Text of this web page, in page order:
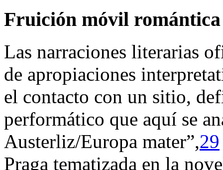
Fruición móvil romántica
Las narraciones literarias
de apropiaciones
el contacto con un sitio,
performático que aquí se
Austerliz/Europa mater”,29
Praga tematizada en la